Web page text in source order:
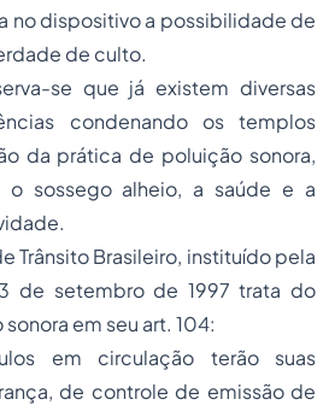
no dispositivo a possibilidade de
de culto.
se que já existem diversas
condenando os templos
da prática de poluição sonora,
o sossego alheio, a saúde e a
Trânsito Brasileiro, instituído pela
de setembro de 1997 trata do
em seu art. 104:
em circulação terão suas
de controle de emissão de